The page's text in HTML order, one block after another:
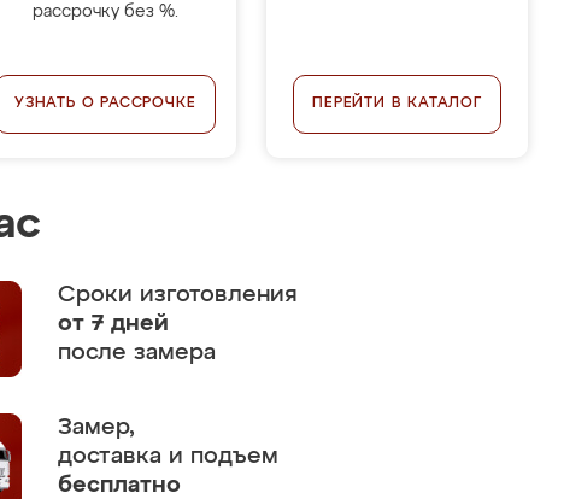
рассрочку без %.
УЗНАТЬ О РАССРОЧКЕ ПЕРЕЙТИ В КАТАЛОГ
Сроки изготовления
от 7 дней
после замера
Замер,
доставка и подъем
бесплатно